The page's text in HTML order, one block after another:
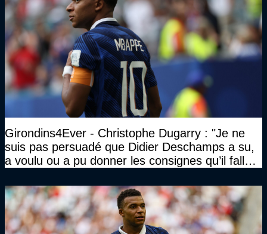
Girondins4Ever - Christophe Dugarry : "Je ne
suis pas persuadé que Didier Deschamps a su,
a voulu ou a pu donner les consignes qu’il fallait